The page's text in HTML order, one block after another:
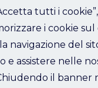
Refresh
tutti i
i cookie sul
navigazione del
e assistere nelle
il banner